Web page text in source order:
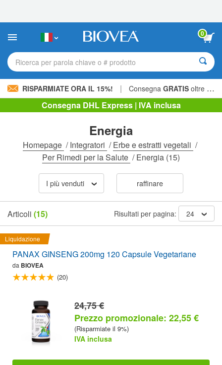
sito
include
sistema
0
Ricerca per parola chiave o # prodotto
RISPARMIATE ORA IL 15%! | Consegna GRATIS oltre 60,00 € »
Consegna DHL Express | IVA inclusa
Energia
Homepage /Integratori /Erbe e estratti vegetali /
Per Rimedi per la Salute /Energia (15)
I più venduti raffinare
Articoli (15) Risultati per pagina: 24
Liquidazione
PANAX GINSENG 200mg 120 Capsule Vegetariane
da BIOVEA
(20)
24,75 €
Prezzo promozionale: 22,55 €
(Risparmiate il 9%)
IVA inclusa